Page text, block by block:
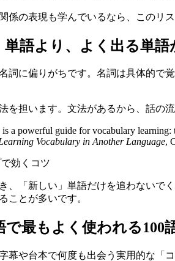
係の表現も学んでいるなら、このリ
単語より、よく出る単
詞に偏りがちです。名詞は具体的で
を担います。文法があるから、話の
a powerful guide for vocabulary
Vocabulary in Another Language,
効くコツ
、「新しい」単語だけを追わないで
ことが多いです。
最もよく使われる100
幕や台本で何度も出会う実用的な「